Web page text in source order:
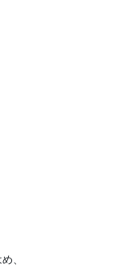
、